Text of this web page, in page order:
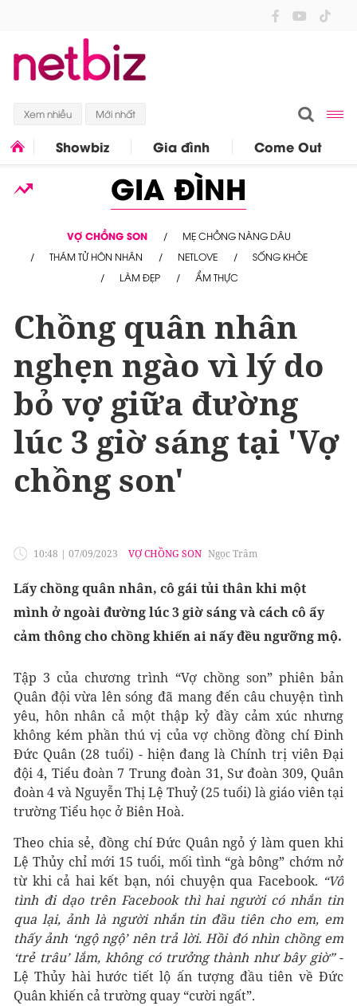
Xem nhiều Mới nhất
Showbiz Gia đình Come Out
GIA ĐÌNH
VỢ CHỒNG SON
MẸ CHỒNG NÀNG DÂU
THÁM TỬ HÔN NHÂN
NETLOVE
SỐNG KHỎE
LÀM ĐẸP
ẨM THỰC
Chồng quân nhân
nghẹn ngào vì lý do
bỏ vợ giữa đường
lúc 3 giờ sáng tại 'Vợ
chồng son'
10:48 | 07/09/2023 VỢ CHỒNG SON Ngọc Trâm
Lấy chồng quân nhân, cô gái tủi thân khi một
mình ở ngoài đường lúc 3 giờ sáng và cách cô ấy
cảm thông cho chồng khiến ai nấy đều ngưỡng mộ.
Tập 3 của chương trình “Vợ chồng son” phiên bản
Quân đội vừa lên sóng đã mang đến câu chuyện tình
yêu, hôn nhân cả một thập kỷ đầy cảm xúc nhưng
không kém phần thú vị của vợ chồng đồng chí Đinh
Đức Quân (28 tuổi) - hiện đang là Chính trị viên Đại
đội 4, Tiểu đoàn 7 Trung đoàn 31, Sư đoàn 309, Quân
đoàn 4 và Nguyễn Thị Lệ Thuỷ (25 tuổi) là giáo viên tại
trường Tiểu học ở Biên Hoà.
Theo chia sẻ, đồng chí Đức Quân ngỏ ý làm quen khi
Lệ Thủy chỉ mới 15 tuổi, mối tình “gà bông” chớm nở
từ khi cả hai kết bạn, nói chuyện qua Facebook. “Vô
tình đi dạo trên Facebook thì hai người có nhắn tin
qua lại, ảnh là người nhắn tin đầu tiên cho em, em
thấy ảnh ‘ngộ ngộ’ nên trả lời. Hồi đó nhìn chồng em
‘trẻ trâu’ lắm, không có trưởng thành như bây giờ”-
Lệ Thủy hài hước tiết lộ ấn tượng đầu tiên về Đức
Quân khiến cả trường quay “cười ngất”.